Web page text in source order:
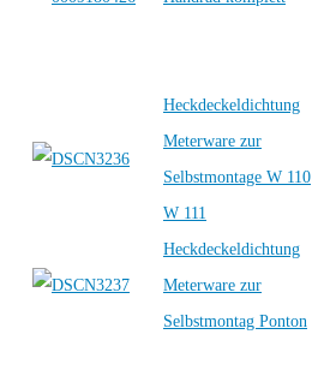
Heckdeckeldichtung
Meterware zur
Selbstmontage W 110
W 111
Heckdeckeldichtung
Meterware zur
Selbstmontag Ponton